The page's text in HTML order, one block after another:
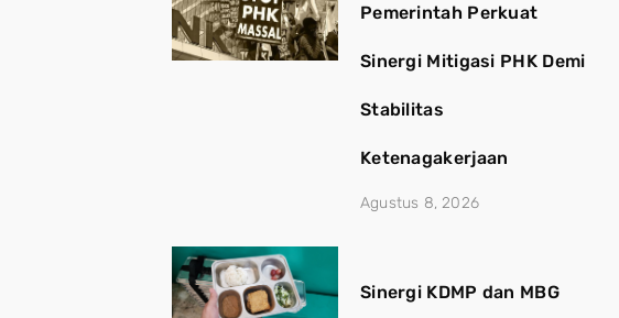
Pemerintah Perkuat
Sinergi Mitigasi PHK Demi
Stabilitas
Ketenagakerjaan
Agustus 8, 2026
Sinergi KDMP dan MBG